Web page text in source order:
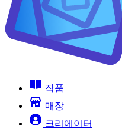
작품
매장
크리에이터